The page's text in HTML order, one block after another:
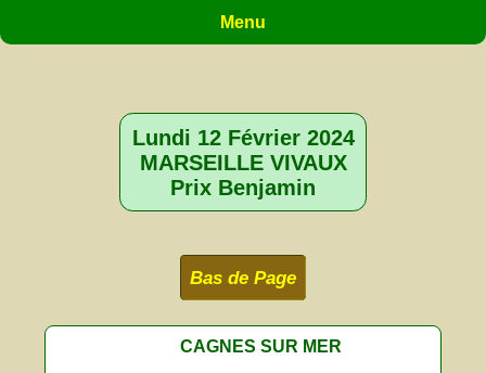
Menu
Lundi 12 Février 2024
MARSEILLE VIVAUX
Prix Benjamin
Bas de Page
CAGNES SUR MER